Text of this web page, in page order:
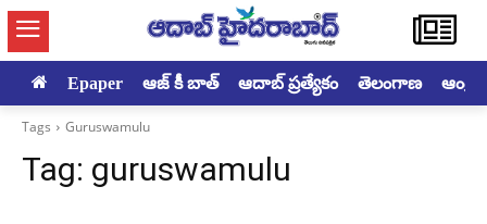
Epaper ఆజ్ కీ బాత్ ఆదాబ్ ప్రత్యేకం తెలంగాణ
Tags Guruswamulu
Tag: guruswamulu